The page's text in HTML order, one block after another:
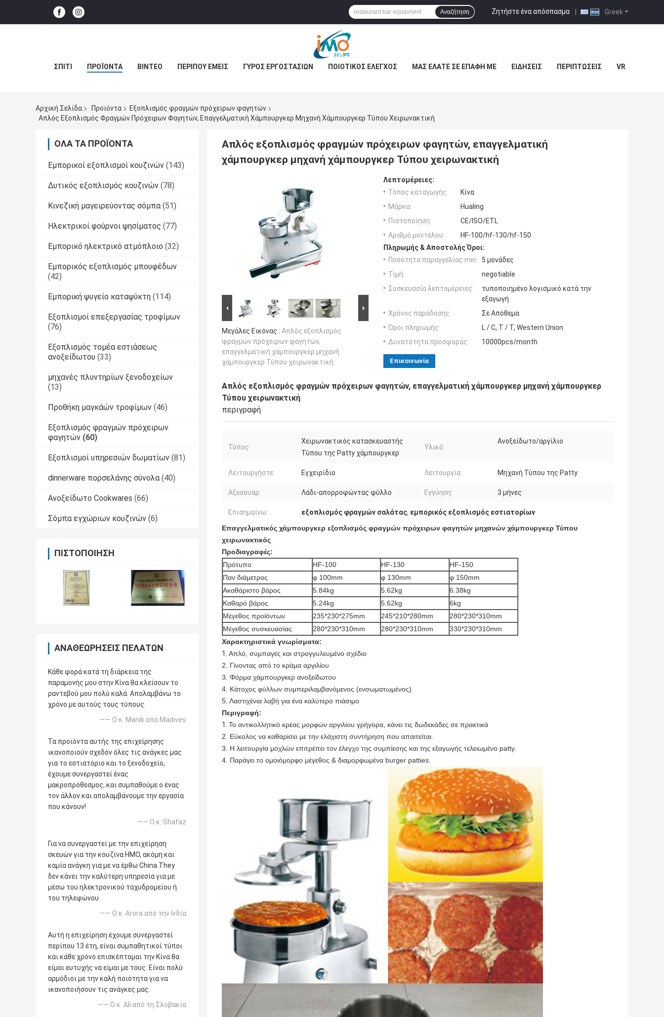
Greek
Ζητήστε ένα απόσπασμα |
Αναζήτηση
ΣΠΊΤΙ ΠΡΟΪΌΝΤΑ ΒΊΝΤΕΟ ΠΕΡΊΠΟΥ ΕΜΕΊΣ ΓΎΡΟΣ ΕΡΓΟΣΤΑΣΊΩΝ ΠΟΙΟΤΙΚΌΣ ΈΛΕΓΧΟΣ ΜΑΣ ΕΛΆΤΕ ΣΕ ΕΠΑΦΉ ΜΕ ΕΙΔΉΣΕΙΣ ΠΕΡΙΠΤΏΣΕΙΣ VR
Αρχική Σελίδα Προϊόντα
Εξοπλισμός φραγμών πρόχειρων φαγητών
Απλός Εξοπλισμός Φραγμών Πρόχειρων Φαγητών, Επαγγελματική Χάμπουργκερ Μηχανή Χάμπουργκερ Τύπου Χειρωνακτική
ΌΛΑ ΤΑ ΠΡΟΪΌΝΤΑ
Εμπορικοί εξοπλισμοί κουζινών (143)
Δυτικός εξοπλισμός κουζινών (78)
Κινεζική μαγειρεύοντας σόμπα (51)
Ηλεκτρικοί φούρνοι ψησίματος (77)
Εμπορικό ηλεκτρικό ατμόπλοιο (32)
Εμπορικός εξοπλισμός μπουφέδων
(42)
Εμπορική ψυγείο καταψύκτη (114)
Εξοπλισμοί επεξεργασίας τροφίμων
(76)
Εξοπλισμός τομέα εστιάσεως
ανοξείδωτου (33)
μηχανές πλυντηρίων ξενοδοχείων
(13)
Προθήκη μαγκάών τροφίμων (46)
Εξοπλισμός φραγμών πρόχειρων
φαγητών (60)
Εξοπλισμοί υπηρεσιών δωματίων (81)
dinnerware πορσελάνης σύνολα (40)
Ανοξείδωτο Cookwares (66)
Σόμπα εγχώριων κουζινών (6)
ΠΙΣΤΟΠΟΊΗΣΗ
ΑΝΑΘΕΩΡΉΣΕΙΣ ΠΕΛΑΤΏΝ
Κάθε φορά κατά τη διάρκεια της
παραμονής μου στην Κίνα θα κλείσουν το
ραντεβού μου πολύ καλά. Απολαμβάνω το
χρόνο με αυτούς τους τύπους.
—— Ο κ. Manik από Madives
Τα προϊόντα αυτής της επιχείρησης
ικανοποιούν σχεδόν όλες τις ανάγκες μας
για το εστιατόριο και το ξενοδοχείο,
έχουμε συνεργαστεί ένας
μακροπρόθεσμος, και συμπαθούμε ο ένας
τον άλλον και απολαμβάνουμε την εργασία
που κάνουν!
—— Ο κ. Shafaz
Για να συνεργαστεί με την επιχείρηση
σκευών για την κουζίνα ΗΜΟ, ακόμη και
καμία ανάγκη για με να έρθω China.They
δεν κάνει την καλύτερη υπηρεσία για με
μέσω του ηλεκτρονικού ταχυδρομείου ή
του τηλεφώνου.
—— Ο κ. Arora από την Ινδία
Αυτή η επιχείρηση έχουμε συνεργαστεί
περίπου 13 έτη, είναι συμπαθητικοί τύποι
και κάθε χρόνο επισκέπτομαι την Κίνα θα
είμαι ευτυχής να είμαι με τους. Είναι πολύ
αρμόδιοι με την καλή ποιότητα για να
ικανοποιήσουν τις ανάγκες μας.
—— Ο κ. Ali από τη Σλοβακία
Απλός εξοπλισμός φραγμών πρόχειρων φαγητών, επαγγελματική
χάμπουργκερ μηχανή χάμπουργκερ Τύπου χειρωνακτική
Μεγάλες Εικόνας : Απλός εξοπλισμός
φραγμών πρόχειρων φαγητών,
επαγγελματική χάμπουργκερ μηχανή
χάμπουργκερ Τύπου χειρωνακτική
Λεπτομέρειες:
Τόπος καταγωγής:
Κίνα
Μάρκα:
Hualing
Πιστοποίηση:
CE/ISO/ETL
Αριθμό μοντέλου:
HF-100/hf-130/hf-150
Πληρωμής & Αποστολής Όροι:
Ποσότητα παραγγελίας min:
5 μονάδες
Τιμή:
negotiable
Συσκευασία λεπτομέρειες:
τυποποιημένο λογισμικό κατά την
εξαγωγή
Χρόνος παράδοσης:
Σε Απόθεμα
Όροι πληρωμής:
L / C, T / T, Western Union
Δυνατότητα προσφοράς:
10000pcs/month
Επικοινωνία
Απλός εξοπλισμός φραγμών πρόχειρων φαγητών, επαγγελματική χάμπουργκερ μηχανή χάμπουργκερ
Τύπου χειρωνακτική
περιγραφή
Τύπος:
Χειρωνακτικός κατασκευαστής
Τύπου της Patty χάμπουργκερ
Υλικό:
Ανοξείδωτο/αργίλιο
Λειτουργήστε: Εγχειρίδιο Λειτουργία: Μηχανή Τύπου της Patty
Αξεσουάρ: Λάδι-απορροφώντας φύλλο Εγγύηση: 3 μήνες
Επισημαίνω: εξοπλισμός φραγμών σαλάτας, εμπορικός εξοπλισμός εστιατορίων
Επαγγελματικός χάμπουργκερ εξοπλισμός φραγμών πρόχειρων φαγητών μηχανών χάμπουργκερ Τύπου
χειρωνακτικός
Προδιαγραφές:
Πρότυπο
HF-100 HF-130
HF-150
Παν διάμετρος
φ 100mm φ 130mm
φ 150mm
Ακαθάριστο βάρος
5.84kg 5.62kg
6.38kg
Καθαρό βάρος
5.24kg 5.62kg
6kg
Μέγεθος προϊόντων
235*230*275mm 245*210*280mm
280*230*310mm
Μέγεθος συσκευασίας
280*230*310mm 280*230*310mm
330*230*310mm
Χαρακτηριστικά γνωρίσματα:
1. Απλό, συμπαγές και στρογγυλευμένο σχέδιο
2. Γίνοντας από το κράμα αργιλίου
3. Φόρμα χάμπουργκερ ανοξείδωτου
4. Κάτοχος φύλλων συμπεριλαμβανόμενος (ενσωματωμένος)
5. Λαστιχένια λαβή για ένα καλύτερο πιάσιμο
Περιγραφή:
1. Το αντικολλητικό κρέας μορφών αργιλίου γρήγορα, κάνει τις δωδεκάδες σε πρακτικά
2. Εύκολος να καθαρίσει με την ελάχιστη συντήρηση που απαιτείται.
3. Η λειτουργία μοχλών επιτρέπει τον έλεγχο της συμπίεσης και της εξαγωγής τελειωμένο patty.
4. Παράγει το ομοιόμορφο μέγεθος & διαμορφωμένα burger patties.